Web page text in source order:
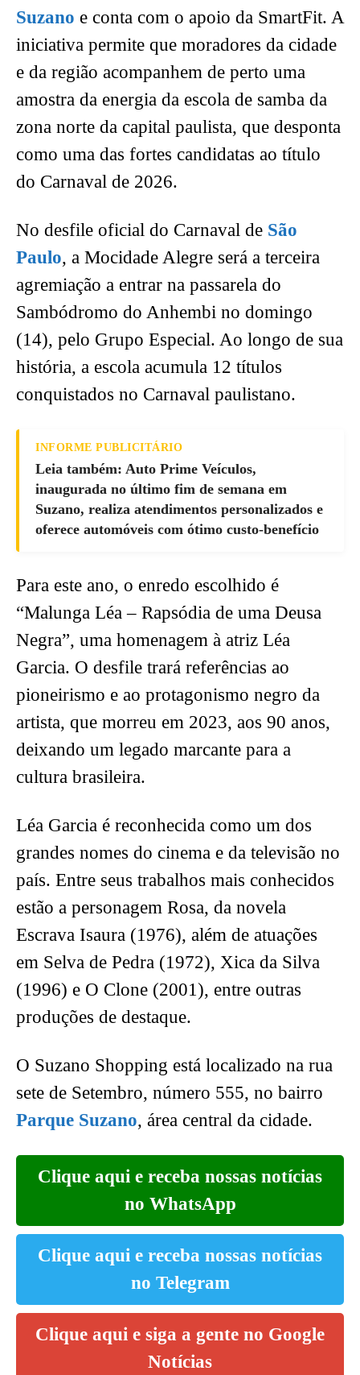
Suzano e conta com o apoio da SmartFit. A
iniciativa permite que moradores da cidade
e da região acompanhem de perto uma
amostra da energia da escola de samba da
zona norte da capital paulista, que desponta
como uma das fortes candidatas ao título
do Carnaval de 2026.
No desfile oficial do Carnaval de São
Paulo, a Mocidade Alegre será a terceira
agremiação a entrar na passarela do
Sambódromo do Anhembi no domingo
(14), pelo Grupo Especial. Ao longo de sua
história, a escola acumula 12 títulos
conquistados no Carnaval paulistano.
INFORME PUBLICITÁRIO
Leia também: Auto Prime Veículos,
inaugurada no último fim de semana em
Suzano, realiza atendimentos personalizados e
oferece automóveis com ótimo custo-benefício
Para este ano, o enredo escolhido é
“Malunga Léa – Rapsódia de uma Deusa
Negra”, uma homenagem à atriz Léa
Garcia. O desfile trará referências ao
pioneirismo e ao protagonismo negro da
artista, que morreu em 2023, aos 90 anos,
deixando um legado marcante para a
cultura brasileira.
Léa Garcia é reconhecida como um dos
grandes nomes do cinema e da televisão no
país. Entre seus trabalhos mais conhecidos
estão a personagem Rosa, da novela
Escrava Isaura (1976), além de atuações
em Selva de Pedra (1972), Xica da Silva
(1996) e O Clone (2001), entre outras
produções de destaque.
O Suzano Shopping está localizado na rua
sete de Setembro, número 555, no bairro
Parque Suzano, área central da cidade.
Clique aqui e receba nossas notícias
no WhatsApp
Clique aqui e receba nossas notícias
no Telegram
Clique aqui e siga a gente no Google
Notícias